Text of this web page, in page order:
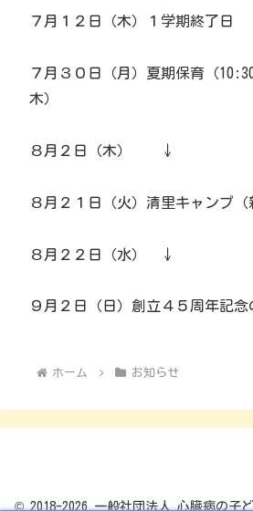
７月１２日（木）１学期終了日
７月３０日（月）夏期保育（
木）
８月２日（木） ↓
８月２１日（火）清里キャンプ（
８月２２日（水） ↓
９月２日（日）創立４５周年記念
ホーム お知らせ
© 2018-2026 一般社団法人 心臓病の子